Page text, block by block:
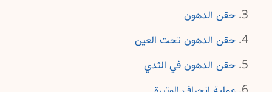
حقن الدهون
حقن الدهون تحت العين
حقن الدهون في الثدي